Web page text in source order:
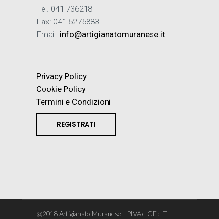
Tel. 041 736218
Fax: 041 5275883
Email: info@artigianatomuranese.it
Privacy Policy
Cookie Policy
Termini e Condizioni
REGISTRATI
@2018 Artigianato Muranese | P.IVA e C.F.: IT